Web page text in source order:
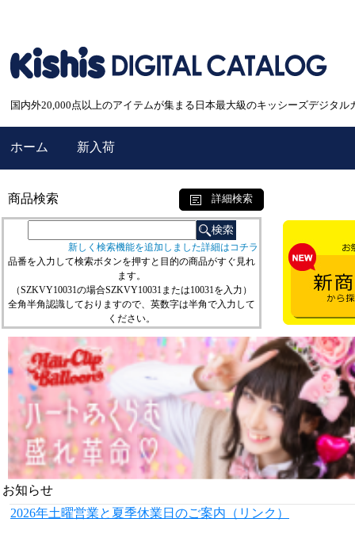
国内外20,000点以上のアイテムが集まる日本最大級のキッシーズデジタル
ホーム 新入荷
商品検索 詳細検索
新しく検索機能を追加しました詳細はコチラ
品番を入力して検索ボタンを押すと目的の商品がすぐ見れ
ます。
（SZKVY10031の場合SZKVY10031または10031を入力）
全角半角認識しておりますので、英数字は半角で入力して
ください。
お知らせ
2026年土曜営業と夏季休業日のご案内（リンク）